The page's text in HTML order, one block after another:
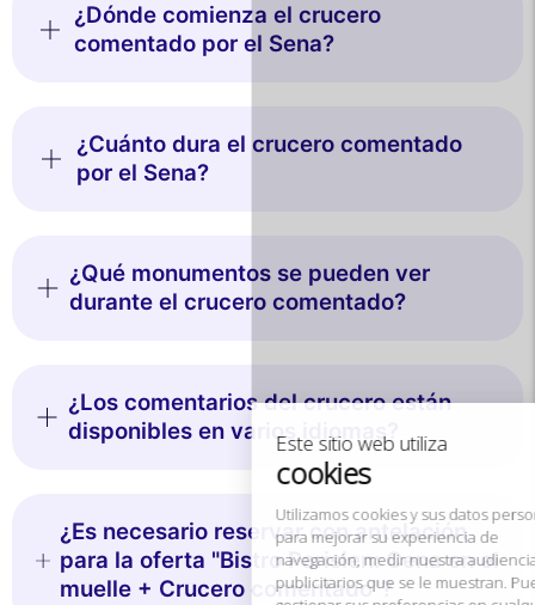
Este sitio web utiliza
cookies
navegación, medir nuestra audiencia y personalizar los anuncios
publicitarios que se le muestran. Puede aceptar, rechazar o
gestionar sus preferencias en cualquier momento.
Consentimientos certificados por
Rechazar todo Gestionar cookies Aceptar todo
¿Dónde comienza el crucero
comentado por el Sena?
¿Cuánto dura el crucero comentado
por el Sena?
¿Qué monumentos se pueden ver
durante el crucero comentado?
¿Los comentarios del crucero están
disponibles en varios idiomas?
¿Es necesario reservar con antelación
para la oferta "Bistro Parisien: Cena en el
muelle + Crucero comentado"?